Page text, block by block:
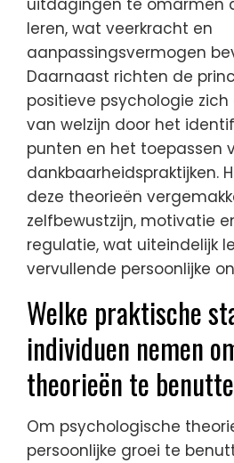
uitdagingen te omarmen
leren, wat veerkracht en
aanpassingsvermogen
Daarnaast richten de
positieve psychologie
van welzijn door het
punten en het toepassen
dankbaarheidspraktijken.
deze theorieën
zelfbewustzijn, motivatie
regulatie, wat uiteindelijk
vervullende persoonlijke
Welke praktische
individuen nemen
theorieën te
Om psychologische
persoonlijke groei te